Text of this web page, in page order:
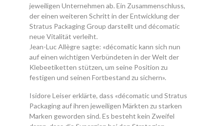
jeweiligen Unternehmen ab. Ein Zusammenschluss,
der einen weiteren Schritt in der Entwicklung der
Stratus Packaging Group darstellt und décomatic
neue Vitalität verleiht.
Jean-Luc Allègre sagte: «décomatic kann sich nun
auf einen wichtigen Verbündeten in der Welt der
Klebeetiketten stützen, um seine Position zu
festigen und seinen Fortbestand zu sichern».
Isidore Leiser erklärte, dass «décomatic und Stratus
Packaging auf ihren jeweiligen Märkten zu starken
Marken geworden sind. Es besteht kein Zweifel